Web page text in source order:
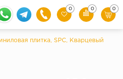
Назад
0 0 0
плитка, SPC, Кварцевый